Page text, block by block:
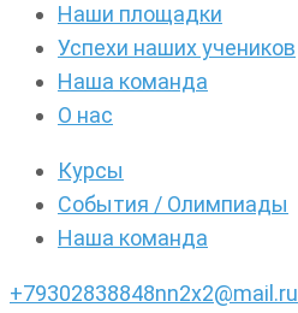
Наши площадки
Успехи наших учеников
Наша команда
О нас
Курсы
События / Олимпиады
Наша команда
+79302838848nn2x2@mail.ru